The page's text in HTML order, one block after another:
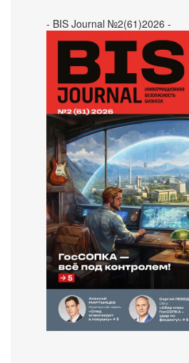
- BIS Journal №2(61)2026 -